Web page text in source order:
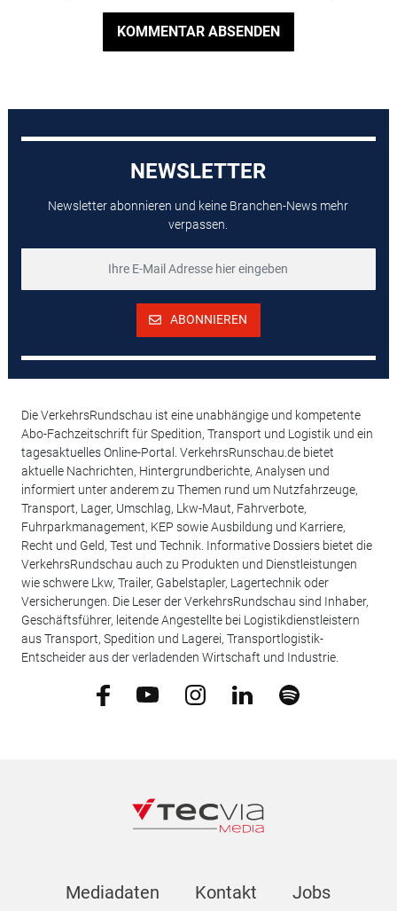
KOMMENTAR ABSENDEN
NEWSLETTER
Newsletter abonnieren und keine Branchen-News mehr
verpassen.
ABONNIEREN
Die VerkehrsRundschau ist eine unabhängige und kompetente
Abo-Fachzeitschrift für Spedition, Transport und Logistik und ein
tagesaktuelles Online-Portal. VerkehrsRunschau.de bietet
aktuelle Nachrichten, Hintergrundberichte, Analysen und
informiert unter anderem zu Themen rund um Nutzfahrzeuge,
Transport, Lager, Umschlag, Lkw-Maut, Fahrverbote,
Fuhrparkmanagement, KEP sowie Ausbildung und Karriere,
Recht und Geld, Test und Technik. Informative Dossiers bietet die
VerkehrsRundschau auch zu Produkten und Dienstleistungen
wie schwere Lkw, Trailer, Gabelstapler, Lagertechnik oder
Versicherungen. Die Leser der VerkehrsRundschau sind Inhaber,
Geschäftsführer, leitende Angestellte bei Logistikdienstleistern
aus Transport, Spedition und Lagerei, Transportlogistik-
Entscheider aus der verladenden Wirtschaft und Industrie.
Mediadaten Kontakt Jobs